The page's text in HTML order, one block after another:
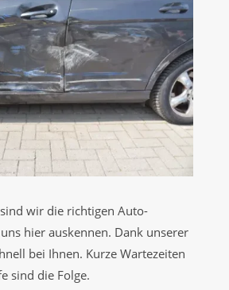
wir die richtigen Auto-
hier auskennen. Dank unserer
bei Ihnen. Kurze Wartezeiten
sind die Folge.